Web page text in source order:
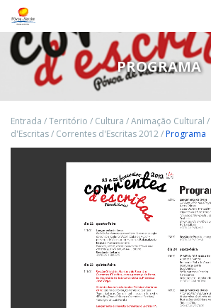
PROGRAMA
Entrada /Território / Cultura /Animação Cultural /
d'Escritas/ Correntes d'Escritas 2012/Programa